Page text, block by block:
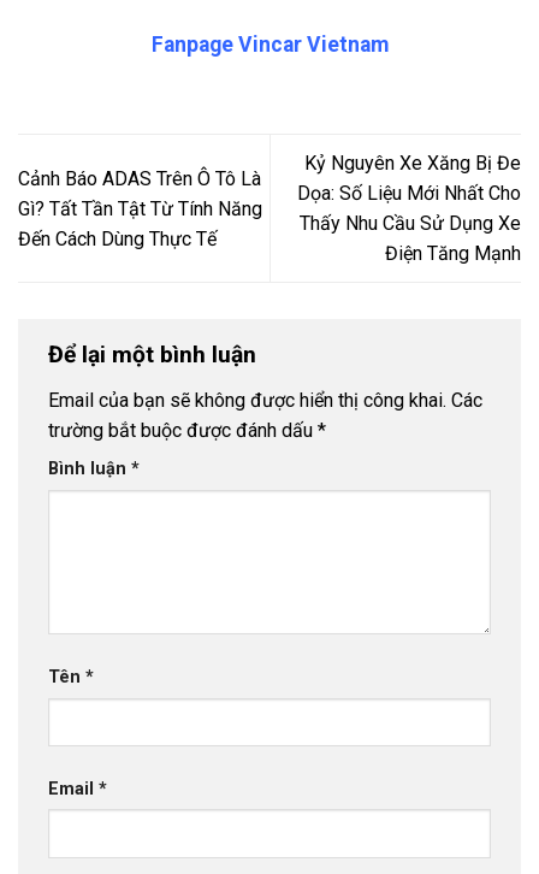
Fanpage Vincar Vietnam
Cảnh Báo ADAS Trên Ô Tô Là
Gì? Tất Tần Tật Từ Tính Năng
Đến Cách Dùng Thực Tế
Kỷ Nguyên Xe Xăng Bị Đe
Dọa: Số Liệu Mới Nhất Cho
Thấy Nhu Cầu Sử Dụng Xe
Điện Tăng Mạnh
Để lại một bình luận
Email của bạn sẽ không được hiển thị công khai. Các
trường bắt buộc được đánh dấu *
Bình luận *
Tên *
Email *